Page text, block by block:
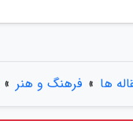
ها » فرهنگ و هنر »